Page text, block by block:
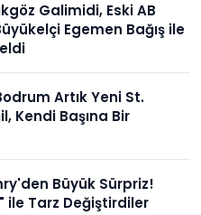
Galimidi, Eski AB
Egemen Bağış ile
Artık Yeni St.
Kendi Başına Bir
Büyük Sürpriz!
ile Tarz Değiştirdiler